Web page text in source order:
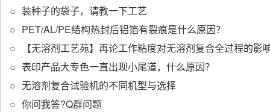
装种子的袋子，请教一下工艺
PET/AL/PE结构热封后铝箔有裂痕是什么原因？
【无溶剂工艺苑】再论工作粘度对无溶剂复合全过程的影
表印产品大专色一直出现小尾道，什么原因？
无溶剂复合试验机的不同机型与选择
你问我答?Q群问题